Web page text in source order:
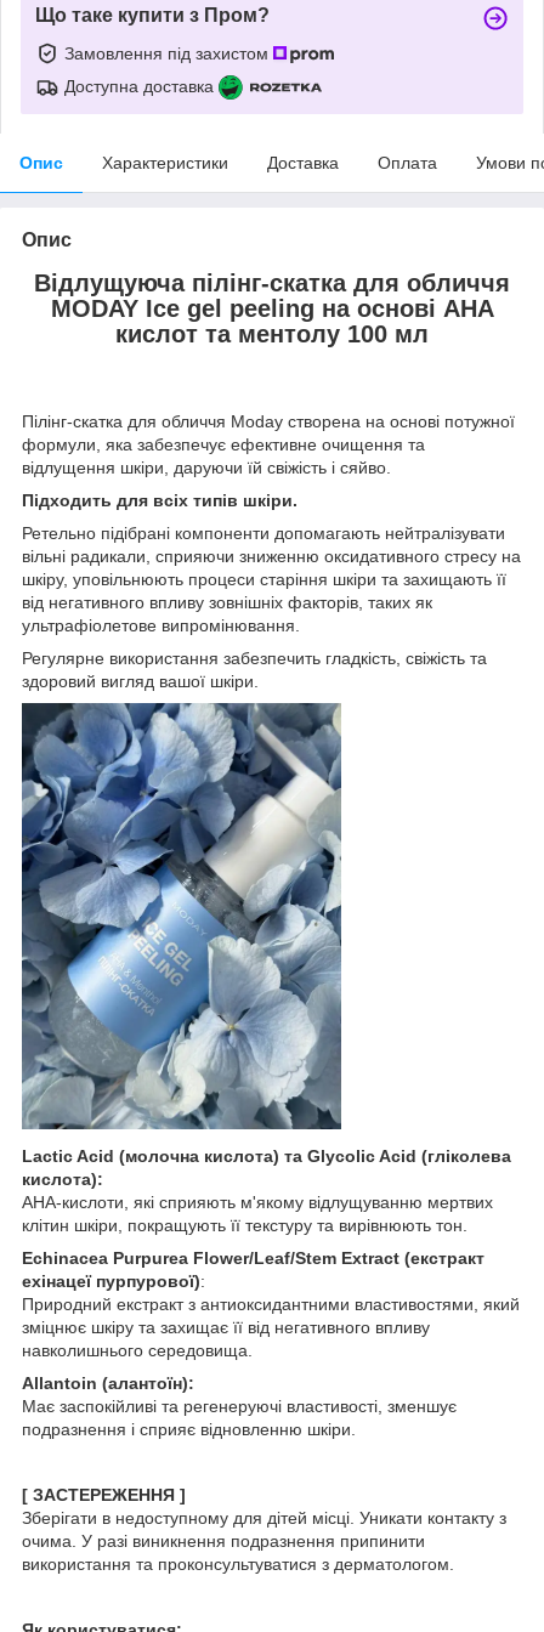
Що таке купити з Пром?
Замовлення під захистом
Доступна доставка
Опис Характеристики Доставка Оплата Умови
Опис
Відлущуюча пілінг-скатка для обличчя
MODAY Ice gel peeling на основі AHA
кислот та ментолу 100 мл
Пілінг-скатка для обличчя Moday створена на основі потужної
формули, яка забезпечує ефективне очищення та
відлущення шкіри, даруючи їй свіжість і сяйво.
Підходить для всіх типів шкіри.
Ретельно підібрані компоненти допомагають нейтралізувати
вільні радикали, сприяючи зниженню оксидативного стресу на
шкіру, уповільнюють процеси старіння шкіри та захищають її
від негативного впливу зовнішніх факторів, таких як
ультрафіолетове випромінювання.
Регулярне використання забезпечить гладкість, свіжість та
здоровий вигляд вашої шкіри.
Lactic Acid (молочна кислота) та Glycolic Acid (гліколева
кислота):
АНА-кислоти, які сприяють м'якому відлущуванню мертвих
клітин шкіри, покращують її текстуру та вирівнюють тон.
Echinacea Purpurea Flower/Leaf/Stem Extract (екстракт
ехінацеї пурпурової):
Природний екстракт з антиоксидантними властивостями, який
зміцнює шкіру та захищає її від негативного впливу
навколишнього середовища.
Allantoin (алантоїн):
Має заспокійливі та регенеруючі властивості, зменшує
подразнення і сприяє відновленню шкіри.
[ ЗАСТЕРЕЖЕННЯ ]
Зберігати в недоступному для дітей місці. Уникати контакту з
очима. У разі виникнення подразнення припинити
використання та проконсультуватися з дерматологом.